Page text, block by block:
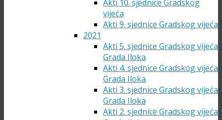
Akti 10. sjednice Gradskog
vijeća
Akti 9. sjednice Gradskog vijeća
2021
Akti 5. sjednice Gradskog vijeća
Grada Iloka
Akti 4. sjednice Gradskog vijeća
Grada Iloka
Akti 3. sjednice Gradskog vijeća
Grada Iloka
Akti 2. sjednice Gradskog vijeća